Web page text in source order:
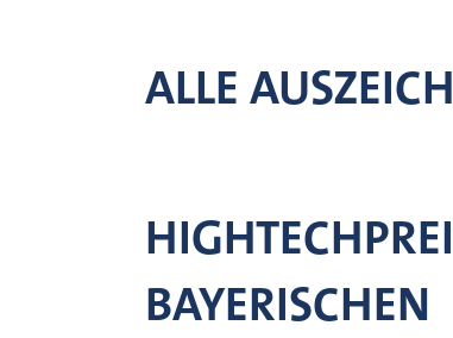
ALLE
BAYERISCHEN